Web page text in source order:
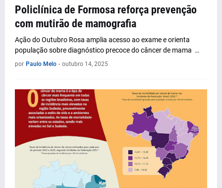
Policlínica de Formosa reforça prevenção
com mutirão de mamografia
Ação do Outubro Rosa amplia acesso ao exame e orienta
população sobre diagnóstico precoce do câncer de mama …
por Paulo Melo - outubro 14, 2025